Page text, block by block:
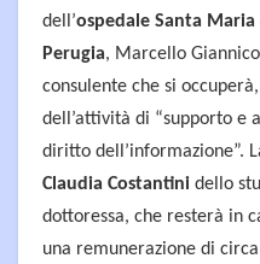
dell’ospedale Santa
Perugia, Marcello
consulente che si
dell’attività di “supporto e
diritto dell’informazione”.
Claudia Costantini dello
dottoressa, che resterà in
una remunerazione di